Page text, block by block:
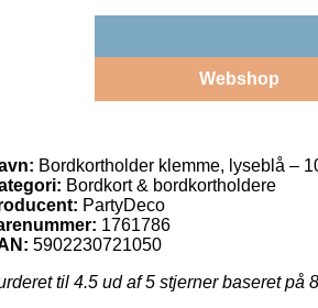
Webshop
Bordkortholder klemme, lyseblå –
Bordkort & bordkortholdere
PartyDeco
1761786
5902230721050
til 4.5 ud af 5 stjerner baseret på 8